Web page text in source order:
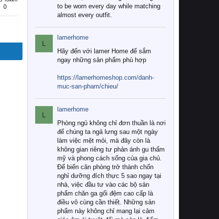
0
to be worn every day while matching
almost every outfit.
L
lamerhome
Hãy đến với lamer Home để sắm
ngay những sản phẩm phù hợp
https://lamerhomeshop.com/danh-
muc-san-pham/chieu/
L
lamerhome
Phòng ngủ không chỉ đơn thuần là nơi
để chúng ta ngả lưng sau một ngày
làm việc mệt mỏi, mà đây còn là
không gian riêng tư phản ánh gu thẩm
mỹ và phong cách sống của gia chủ.
Để biến căn phòng trở thành chốn
nghỉ dưỡng đích thực 5 sao ngay tại
nhà, việc đầu tư vào các bộ sản
phẩm chăn ga gối đệm cao cấp là
điều vô cùng cần thiết. Những sản
phẩm này không chỉ mang lại cảm